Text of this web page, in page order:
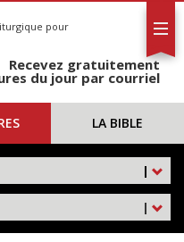
pour
Recevez gratuitement
du jour par courriel
LA BIBLE
|
|